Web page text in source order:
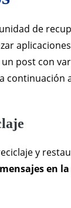
de
post con
y
en